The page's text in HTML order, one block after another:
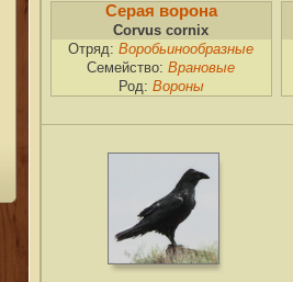
Серая ворона
Corvus cornix
Отряд:Воробьинообразные
Семейство:Врановые
Род: Вороны